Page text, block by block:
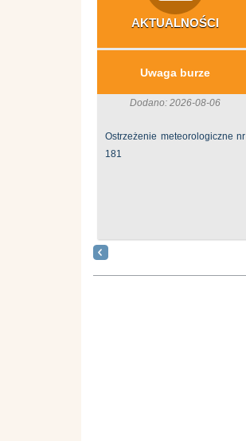
AKTUALNOŚCI
Uwaga burze
Dodano: 2026-08-06
Ostrzeżenie meteorologiczne nr
181